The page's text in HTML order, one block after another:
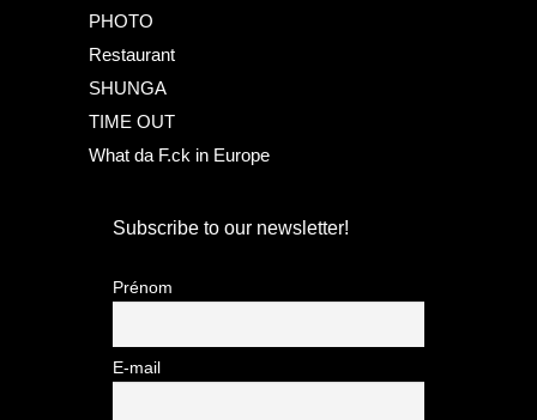
PHOTO
Restaurant
SHUNGA
TIME OUT
What da F.ck in Europe
Subscribe to our newsletter!
Prénom
E-mail